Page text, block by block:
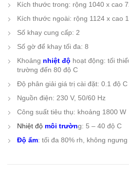
Kích thước trong: rộng 1040 x cao
Kích thước ngoài: rộng 1124 x cao
Số khay cung cấp: 2
Số gờ để khay tối đa: 8
Khoảng nhiệt độ hoạt động: tối
trường đến 80 độ C
Độ phân giải giá trị cài đặt: 0.1 độ C
Nguồn điện: 230 V, 50/60 Hz
Công suất tiêu thụ: khoảng 1800 W
Nhiệt độ môi trường: 5 – 40 độ C
Độ ẩm: tối đa 80% rh, không ngưng